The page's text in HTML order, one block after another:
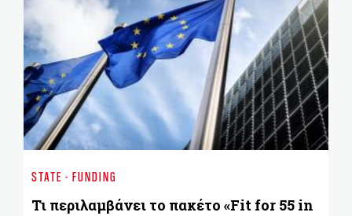
STATE - FUNDING
Τι περιλαμβάνει το πακέτο «Fit for 55 in